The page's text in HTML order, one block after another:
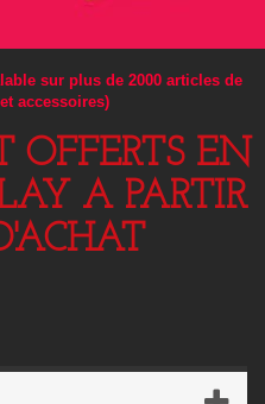
sur plus de 2000 articles de
accessoires)
OFFERTS EN
A PARTIR